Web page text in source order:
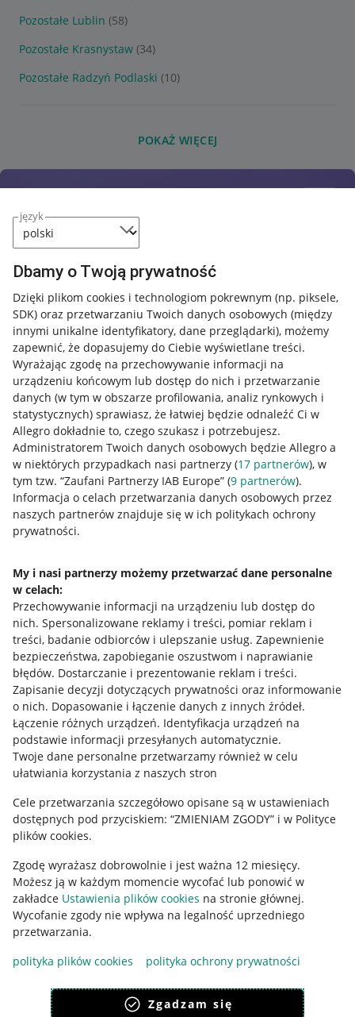
język
Dbamy o Twoją prywatność
Dzięki plikom cookies i technologiom pokrewnym (np. piksele,
SDK) oraz przetwarzaniu Twoich danych osobowych (między
innymi unikalne identyfikatory, dane przeglądarki), możemy
zapewnić, że dopasujemy do Ciebie wyświetlane treści.
Wyrażając zgodę na przechowywanie informacji na
urządzeniu końcowym lub dostęp do nich i przetwarzanie
danych (w tym w obszarze profilowania, analiz rynkowych i
statystycznych) sprawiasz, że łatwiej będzie odnaleźć Ci w
Allegro dokładnie to, czego szukasz i potrzebujesz.
Administratorem Twoich danych osobowych będzie Allegro a
w niektórych przypadkach nasi partnerzy (17 partnerów), w
tym tzw. “Zaufani Partnerzy IAB Europe” (9 partnerów).
Informacja o celach przetwarzania danych osobowych przez
naszych partnerów znajduje się w ich politykach ochrony
prywatności.
My i nasi partnerzy możemy przetwarzać dane personalne
w celach:
Przechowywanie informacji na urządzeniu lub dostęp do
nich. Spersonalizowane reklamy i treści, pomiar reklam i
treści, badanie odbiorców i ulepszanie usług. Zapewnienie
bezpieczeństwa, zapobieganie oszustwom i naprawianie
błędów. Dostarczanie i prezentowanie reklam i treści.
Zapisanie decyzji dotyczących prywatności oraz informowanie
o nich. Dopasowanie i łączenie danych z innych źródeł.
Łączenie różnych urządzeń. Identyfikacja urządzeń na
podstawie informacji przesyłanych automatycznie.
Twoje dane personalne przetwarzamy również w celu
ułatwiania korzystania z naszych stron
Cele przetwarzania szczegółowo opisane są w ustawieniach
dostępnych pod przyciskiem: “ZMIENIAM ZGODY” i w Polityce
plików cookies.
Zgodę wyrażasz dobrowolnie i jest ważna 12 miesięcy.
Możesz ją w każdym momencie wycofać lub ponowić w
zakładce Ustawienia plików cookies na stronie głównej.
Wycofanie zgody nie wpływa na legalność uprzedniego
przetwarzania.
polityka plików cookies
polityka ochrony prywatności
Zgadzam się
Pozostałe Lublin (58)
Pozostałe Krasnystaw (34)
Pozostałe Radzyń Podlaski (10)
POKAŻ WIĘCEJ
Przydatne informacje
Jak to działa
Allegro Gadane dla sprzedających
Allegro Gadane dla kupujących
Mapa miejscowości
Informacje prawne
Regulamin
Polityka plików "cookies"
Ustawienia plików "cookies"
Udostępnianie lokalizacji
Informacje dla Aktu o Usługach Cyfrowych
Pobierz aplikację